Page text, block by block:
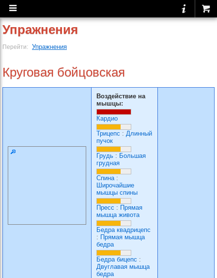
Упражнения
Перейти: Упражнения
Круговая бойцовская
Воздействие на
мышцы:
Кардио
Трицепс : Длинный
пучок
Грудь : Большая
грудная
Спина:
Широчайшие
мышцы спины
Пресс : Прямая
мышца живота
Бедра квадрицепс
: Прямая мышца
бедра
Бедра бицепс :
Двуглавая мышца
бедра